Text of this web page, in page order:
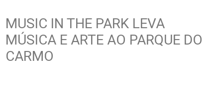
MUSIC IN THE PARK LEVA
MÚSICA E ARTE AO PARQUE DO
CARMO